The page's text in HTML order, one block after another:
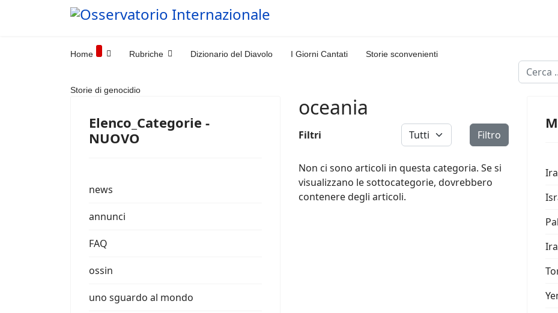
Home Rubriche Dizionario del Diavolo I Giorni Cantati Storie sconvenienti
Storie di genocidio
Cerca
Elenco_Categorie -
NUOVO
news
annunci
FAQ
ossin
uno sguardo al mondo
oceania
Filtri Visualizza # Filtro
Non ci sono articoli in questa categoria. Se si
visualizzano le sottocategorie, dovrebbero
contenere degli articoli.